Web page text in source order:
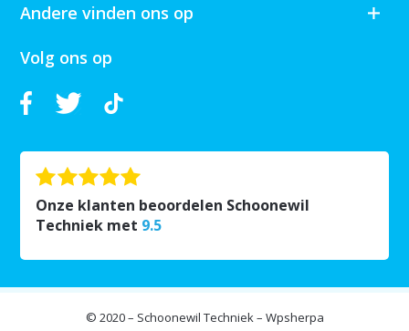
Andere vinden ons op
Volg ons op
Onze klanten beoordelen Schoonewil
Techniek met 9.5
© 2020 – Schoonewil Techniek – Wpsherpa